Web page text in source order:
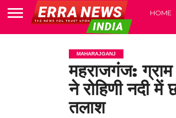
HOME
MAHARAJGANJ
महराजगंज: ग्राम
ने रोहिणी नदी
तलाश